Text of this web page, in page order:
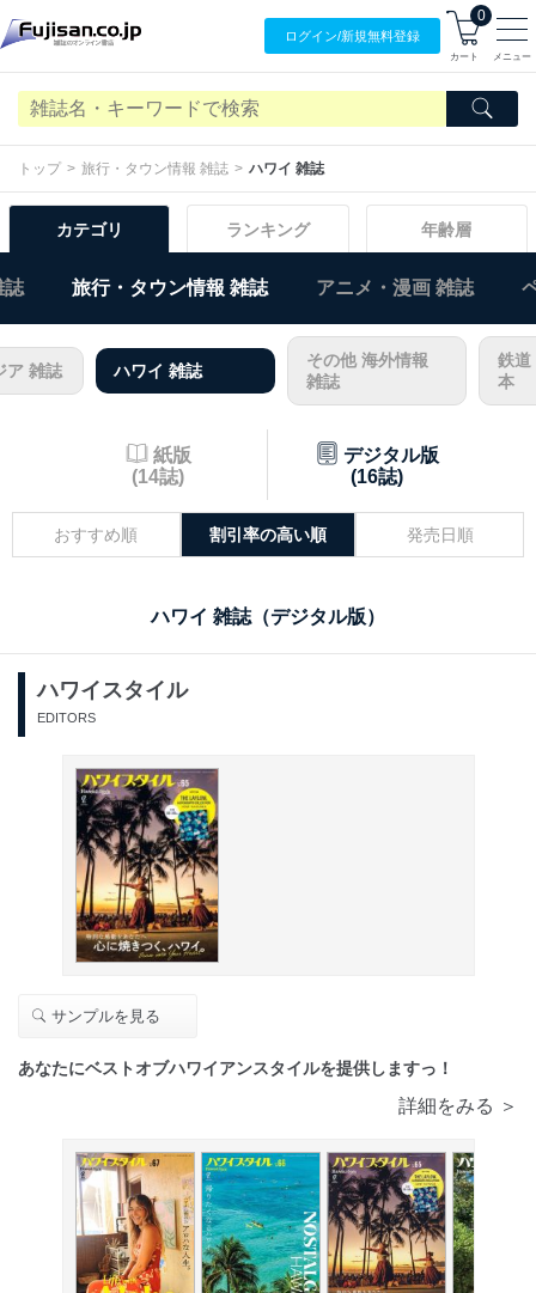
ログイン/新規無料登録
0
カート メニュー
トップ 旅行・タウン情報 雑誌 ハワイ 雑誌
カテゴリ ランキング 年齢層
誌 旅行・タウン情報 雑誌 アニメ・漫画 雑誌
ア 雑誌 ハワイ 雑誌
その他 海外情報
雑誌
鉄道
本
紙版
(14誌)
デジタル版
(16誌)
おすすめ順 割引率の高い順 発売日順
ハワイ 雑誌（デジタル版）
ハワイスタイル
EDITORS
サンプルを見る
あなたにベストオブハワイアンスタイルを提供しますっ！
詳細をみる ＞